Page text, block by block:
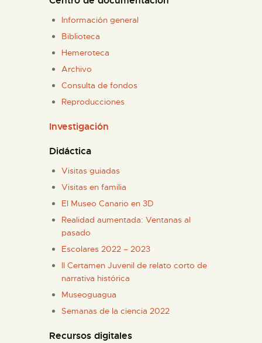
Información general
Biblioteca
Hemeroteca
Archivo
Consulta de fondos
Reproducciones
Investigación
Didáctica
Visitas guiadas
Visitas en familia
El Museo Canario en 3D
Realidad aumentada: Ventanas al
pasado
Escolares 2022 – 2023
II Certamen Juvenil de relato corto de
narrativa histórica
Museoguagua
Semanas de la ciencia 2022
Recursos digitales